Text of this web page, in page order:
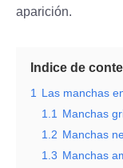
aparición.
Indice de
1
Las manchas
1.1
Manchas
1.2 Manchas
1.3 Manchas